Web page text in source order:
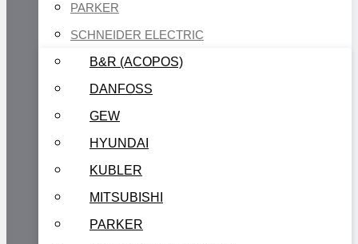
PARKER
SCHNEIDER ELECTRIC
B&R (ACOPOS)
DANFOSS
GEW
HYUNDAI
KUBLER
MITSUBISHI
PARKER